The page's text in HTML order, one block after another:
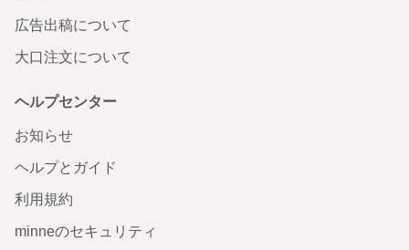
広告出稿について
大口注文について
ヘルプセンター
お知らせ
ヘルプとガイド
利用規約
minneのセキュリティ